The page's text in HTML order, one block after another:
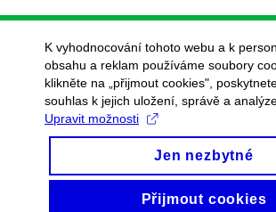
K vyhodnocování tohoto webu a k
obsahu a reklam používáme soubory
klikněte na „přijmout cookies",
souhlas k jejich uložení, správě a
Upravit možnosti
Jen nezbytné
Přijmout cookies